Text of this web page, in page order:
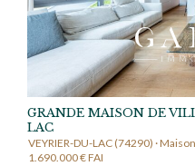
GRANDE MAISON DE
LAC
VEYRIER-DU-LAC (74290) ·
1.690.000 € FAI